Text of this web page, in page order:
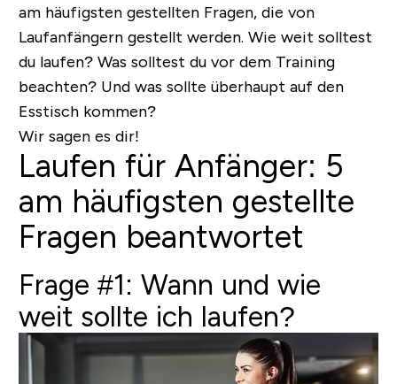
am häufigsten gestellten Fragen, die von
Laufanfängern gestellt werden. Wie weit solltest
du laufen? Was solltest du vor dem Training
beachten? Und was sollte überhaupt auf den
Esstisch kommen?
Wir sagen es dir!
Laufen für Anfänger: 5
am häufigsten gestellte
Fragen beantwortet
Frage #1: Wann und wie
weit sollte ich laufen?